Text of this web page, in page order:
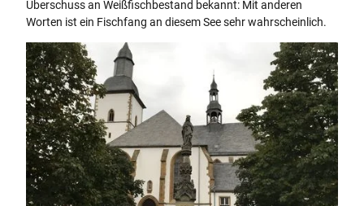
Überschuss an Weißfischbestand bekannt: Mit anderen
Worten ist ein Fischfang an diesem See sehr wahrscheinlich.